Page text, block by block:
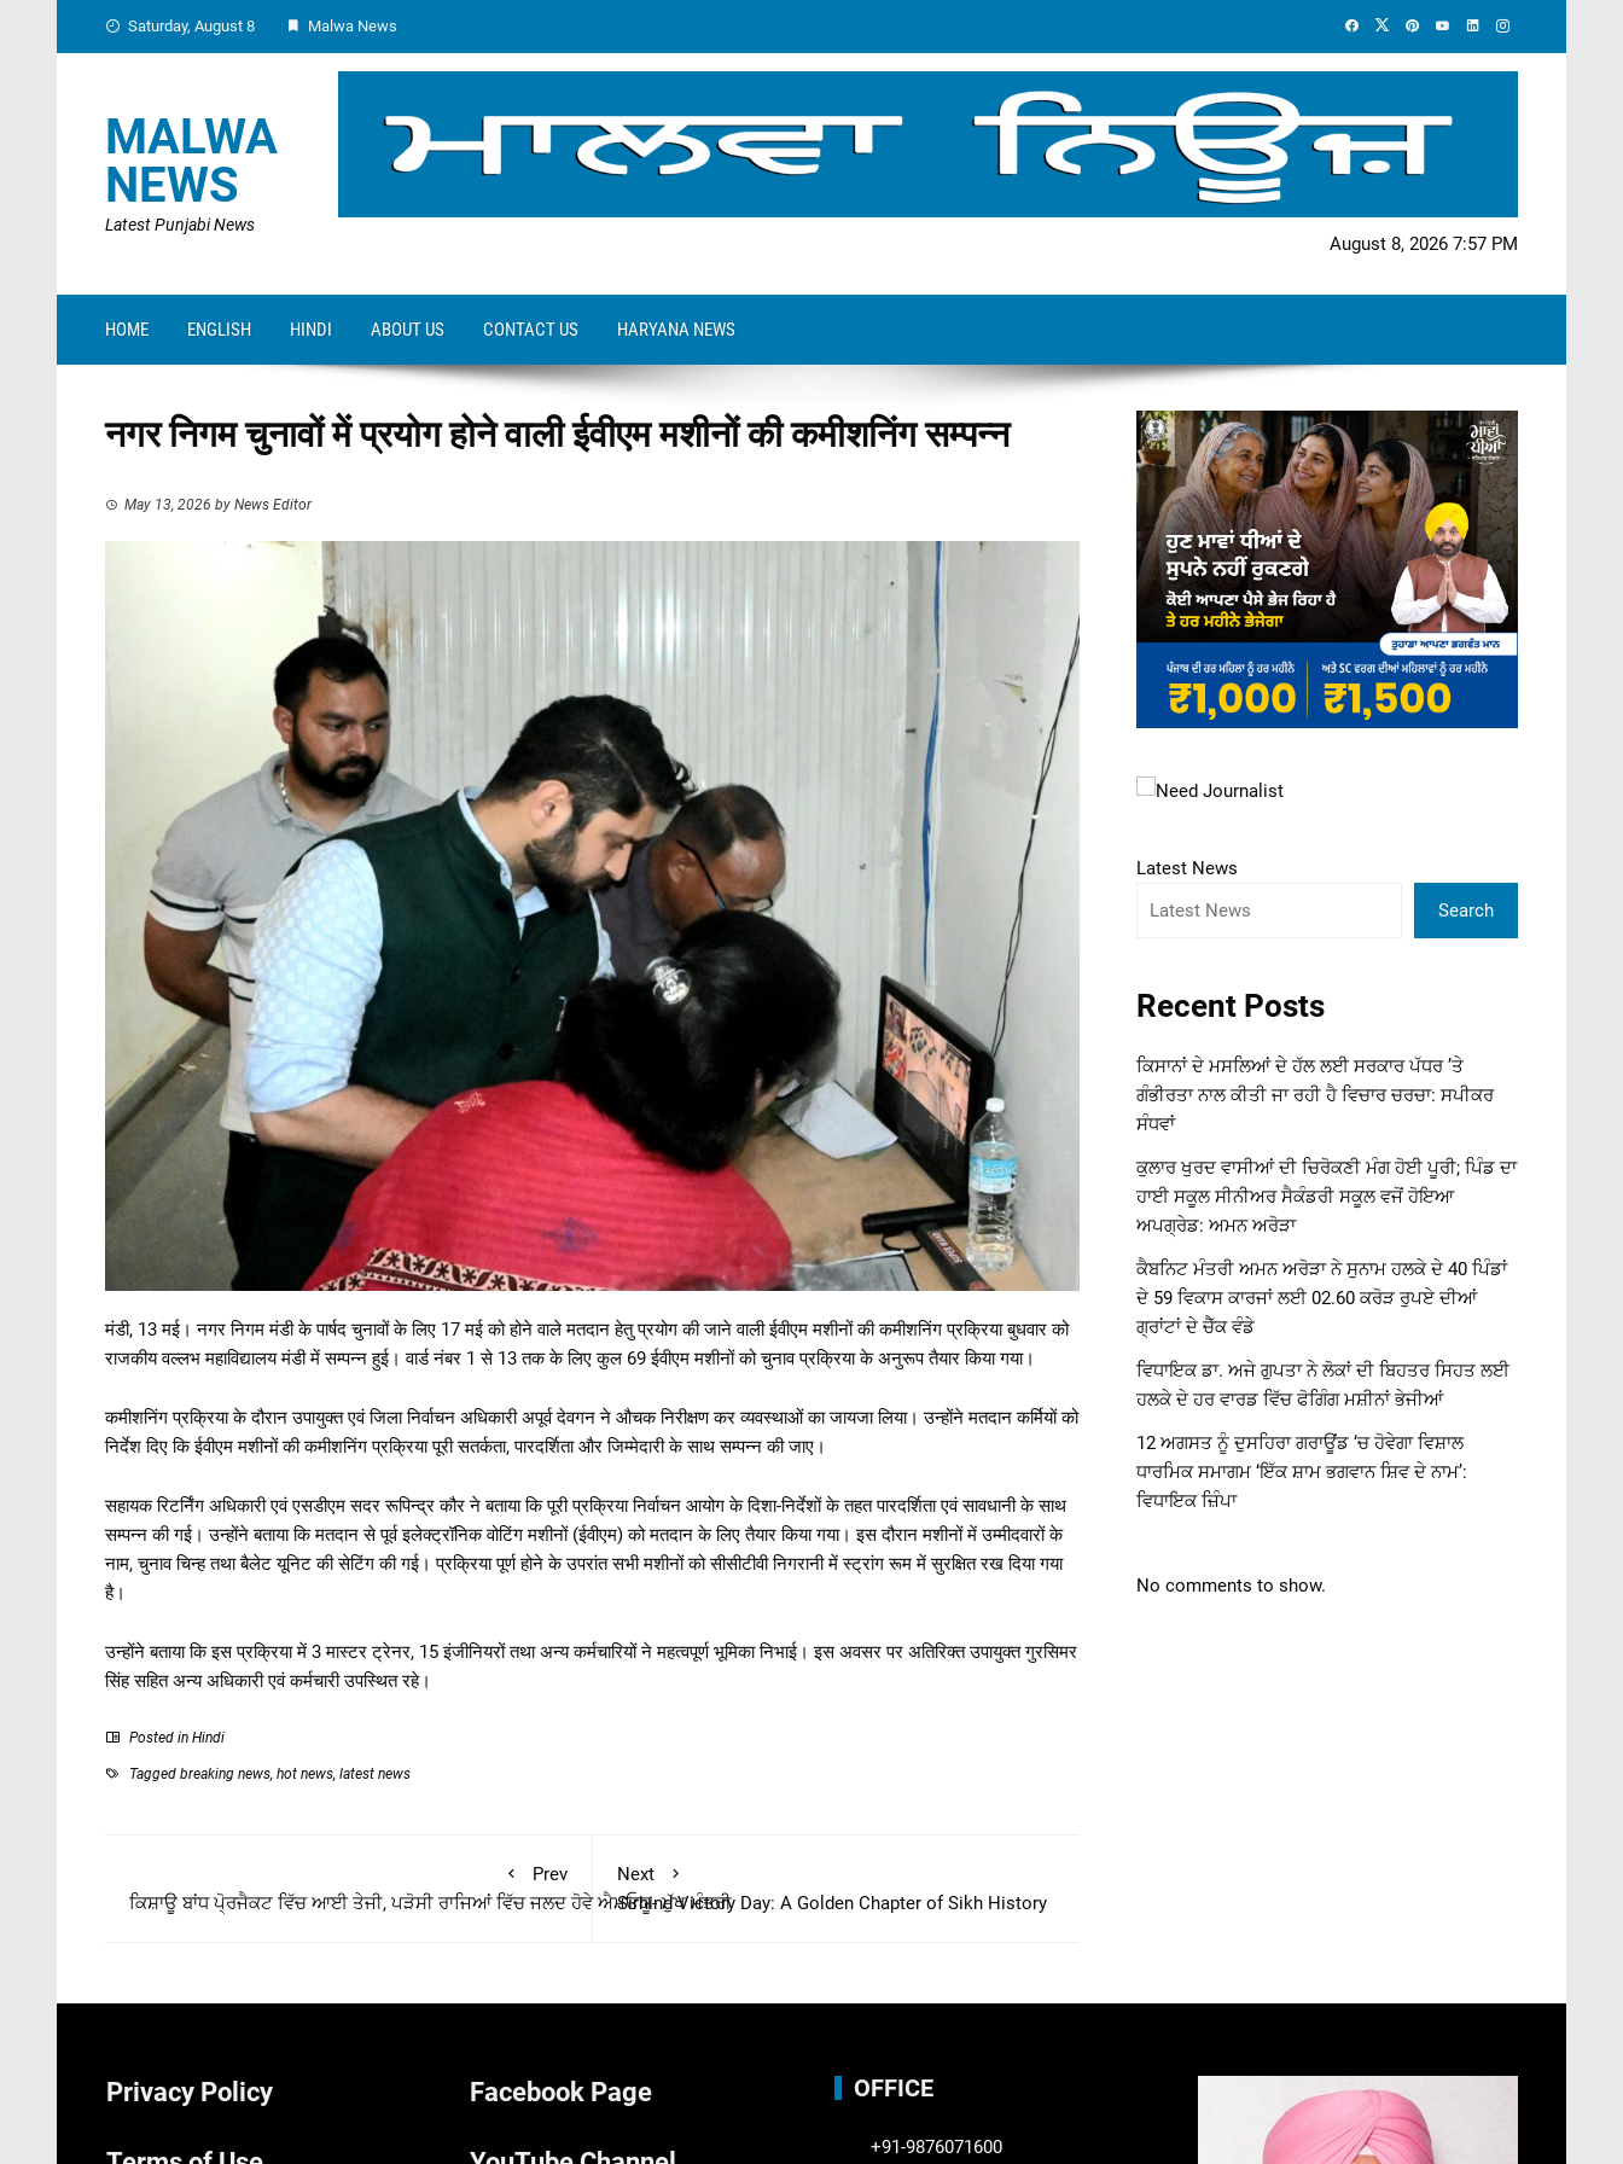
Saturday, August 8 Malwa News
MALWA
NEWS
Latest Punjabi News
August 8, 2026 7:57 PM
HOME ENGLISH HINDI ABOUT US CONTACT US HARYANA NEWS
नगर निगम चुनावों में प्रयोग होने वाली ईवीएम मशीनों की कमीशनिंग सम्पन्न
May 13, 2026 by News Editor
मंडी, 13 मई। नगर निगम मंडी के पार्षद चुनावों के लिए 17 मई को होने वाले मतदान हेतु प्रयोग की जाने वाली ईवीएम मशीनों की कमीशनिंग प्रक्रिया बुधवार को
राजकीय वल्लभ महाविद्यालय मंडी में सम्पन्न हुई। वार्ड नंबर 1 से 13 तक के लिए कुल 69 ईवीएम मशीनों को चुनाव प्रक्रिया के अनुरूप तैयार किया गया।
कमीशनिंग प्रक्रिया के दौरान उपायुक्त एवं जिला निर्वाचन अधिकारी अपूर्व देवगन ने औचक निरीक्षण कर व्यवस्थाओं का जायजा लिया। उन्होंने मतदान कर्मियों को
निर्देश दिए कि ईवीएम मशीनों की कमीशनिंग प्रक्रिया पूरी सतर्कता, पारदर्शिता और जिम्मेदारी के साथ सम्पन्न की जाए।
सहायक रिटर्निंग अधिकारी एवं एसडीएम सदर रूपिन्द्र कौर ने बताया कि पूरी प्रक्रिया निर्वाचन आयोग के दिशा-निर्देशों के तहत पारदर्शिता एवं सावधानी के साथ
सम्पन्न की गई। उन्होंने बताया कि मतदान से पूर्व इलेक्ट्रॉनिक वोटिंग मशीनों (ईवीएम) को मतदान के लिए तैयार किया गया। इस दौरान मशीनों में उम्मीदवारों के
नाम, चुनाव चिन्ह तथा बैलेट यूनिट की सेटिंग की गई। प्रक्रिया पूर्ण होने के उपरांत सभी मशीनों को सीसीटीवी निगरानी में स्ट्रांग रूम में सुरक्षित रख दिया गया
है।
उन्होंने बताया कि इस प्रक्रिया में 3 मास्टर ट्रेनर, 15 इंजीनियरों तथा अन्य कर्मचारियों ने महत्वपूर्ण भूमिका निभाई। इस अवसर पर अतिरिक्त उपायुक्त गुरसिमर
सिंह सहित अन्य अधिकारी एवं कर्मचारी उपस्थित रहे।
Posted in Hindi
Tagged breaking news, hot news, latest news
Prev
ਕਿਸ਼ਾਊ ਬਾਂਧ ਪੋ੍ਰਜੈਕਟ ਵਿੱਚ ਆਈ ਤੇਜੀ, ਪੜੋਸੀ ਰਾਜਿਆਂ ਵਿੱਚ ਜਲਦ ਹੋਵੇ ਐਮਓਯੂ- ਮੁੱਖ ਮੰਤਰੀ
Next
Sirhind Victory Day: A Golden Chapter of Sikh History
Latest News
Search
Recent Posts
ਕਿਸਾਨਾਂ ਦੇ ਮਸਲਿਆਂ ਦੇ ਹੱਲ ਲਈ ਸਰਕਾਰ ਪੱਧਰ ’ਤੇ
ਗੰਭੀਰਤਾ ਨਾਲ ਕੀਤੀ ਜਾ ਰਹੀ ਹੈ ਵਿਚਾਰ ਚਰਚਾ: ਸਪੀਕਰ
ਸੰਧਵਾਂ
ਕੁਲਾਰ ਖੁਰਦ ਵਾਸੀਆਂ ਦੀ ਚਿਰੋਕਣੀ ਮੰਗ ਹੋਈ ਪੂਰੀ; ਪਿੰਡ ਦਾ
ਹਾਈ ਸਕੂਲ ਸੀਨੀਅਰ ਸੈਕੰਡਰੀ ਸਕੂਲ ਵਜੋਂ ਹੋਇਆ
ਅਪਗ੍ਰੇਡ: ਅਮਨ ਅਰੋੜਾ
ਕੈਬਨਿਟ ਮੰਤਰੀ ਅਮਨ ਅਰੋੜਾ ਨੇ ਸੁਨਾਮ ਹਲਕੇ ਦੇ 40 ਪਿੰਡਾਂ
ਦੇ 59 ਵਿਕਾਸ ਕਾਰਜਾਂ ਲਈ 02.60 ਕਰੋੜ ਰੁਪਏ ਦੀਆਂ
ਗ੍ਰਾਂਟਾਂ ਦੇ ਚੈੱਕ ਵੰਡੇ
ਵਿਧਾਇਕ ਡਾ. ਅਜੇ ਗੁਪਤਾ ਨੇ ਲੋਕਾਂ ਦੀ ਬਿਹਤਰ ਸਿਹਤ ਲਈ
ਹਲਕੇ ਦੇ ਹਰ ਵਾਰਡ ਵਿੱਚ ਫੋਗਿੰਗ ਮਸ਼ੀਨਾਂ ਭੇਜੀਆਂ
12 ਅਗਸਤ ਨੂੰ ਦੁਸਹਿਰਾ ਗਰਾਊਂਡ ‘ਚ ਹੋਵੇਗਾ ਵਿਸ਼ਾਲ
ਧਾਰਮਿਕ ਸਮਾਗਮ ‘ਇੱਕ ਸ਼ਾਮ ਭਗਵਾਨ ਸ਼ਿਵ ਦੇ ਨਾਮ’:
ਵਿਧਾਇਕ ਜ਼ਿੰਪਾ
No comments to show.
Privacy Policy Facebook Page OFFICE
+91-9876071600